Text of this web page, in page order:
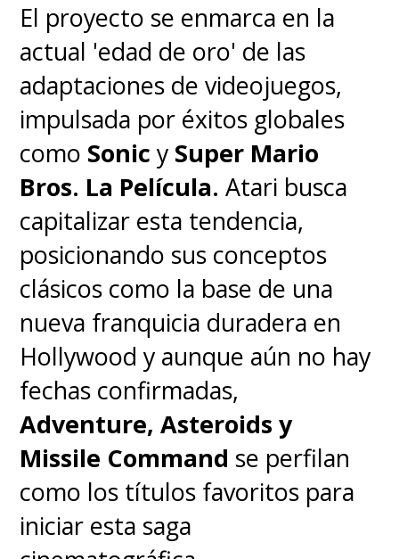
El proyecto se enmarca en la
actual 'edad de oro' de las
adaptaciones de videojuegos,
impulsada por éxitos globales
como Sonicy Super Mario
Bros. La Película. Atari busca
capitalizar esta tendencia,
posicionando sus conceptos
clásicos como la base de una
nueva franquicia duradera en
Hollywood y aunque aún no hay
fechas confirmadas,
Adventure, Asteroids y
Missile Command se perfilan
como los títulos favoritos para
iniciar esta saga